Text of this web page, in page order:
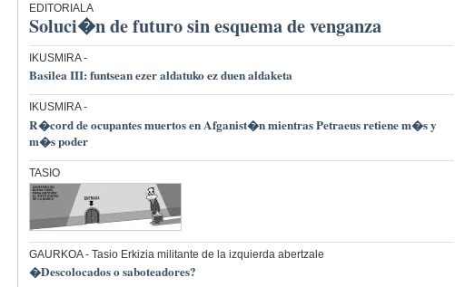
EDITORIALA
Soluci�n de futuro sin esquema de venganza
IKUSMIRA-
Basilea III: funtsean ezer aldatuko ez duen aldaketa
IKUSMIRA-
R�cord de ocupantes muertos en Afganist�n mientras Petraeus retiene m�s y
m�s poder
TASIO
GAURKOA- Tasio Erkizia militante de la izquierda abertzale
�Descolocados o saboteadores?